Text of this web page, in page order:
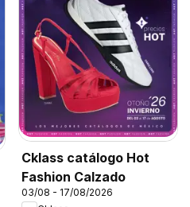
Cklass catálogo Hot
Fashion Calzado
03/08 - 17/08/2026